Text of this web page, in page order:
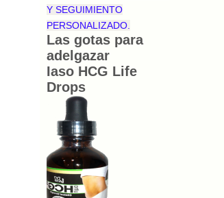
Y SEGUIMIENTO
PERSONALIZADO.
Las gotas para
adelgazar
Iaso HCG Life
Drops